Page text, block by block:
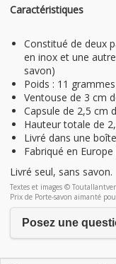
Caractéristiques
Constitué de deux
en inox et une
savon)
Poids : 11 grammes
Ventouse de 3 cm
Capsule de 2,5 cm
Hauteur totale de
Livré dans une
Fabriqué en
Livré seul, sans savon.
Textes et images ©
Prix de Porte-savon aimanté
Posez une